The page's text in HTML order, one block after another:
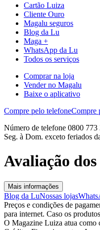
Cartão Luiza
Cliente Ouro
Magalu seguros
Blog da Lu
Maga +
WhatsApp da Lu
Todos os serviços
Comprar na loja
Vender no Magalu
Baixe o aplicativo
Compre pelo telefoneCompre
Número de telefone 0800 773
Seg. à Dom. exceto feriados
Avaliação
Mais informações
Blog da LuNossas lojas
Preços e condições de
para internet. Caso os
O Magazine Luiza atua como